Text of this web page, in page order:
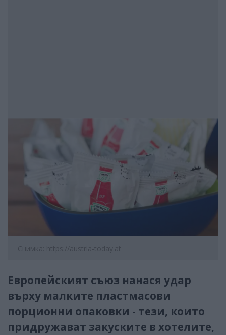
Снимка: https://austria-today.at
Европейският съюз нанася удар
върху малките пластмасови
порционни опаковки - тези, които
придружават закуските в хотелите,